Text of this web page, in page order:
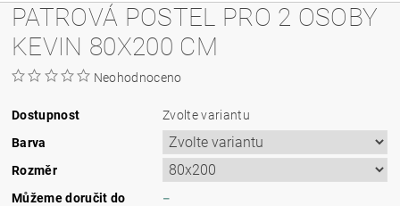
PATROVÁ POSTEL PRO 2 OSOBY
KEVIN 80X200 CM
Neohodnoceno
Dostupnost
Zvolte variantu
Barva
Rozměr
Můžeme doručit do
–